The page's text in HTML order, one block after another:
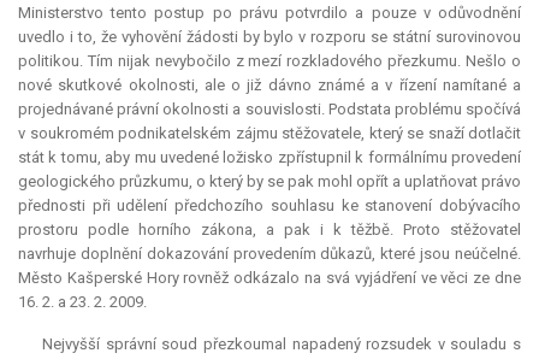
Ministerstvo tento postup po právu potvrdilo a pouze v odůvodnění
uvedlo i to, že vyhovění žádosti by bylo v rozporu se státní surovinovou
politikou. Tím nijak nevybočilo z mezí rozkladového přezkumu. Nešlo o
nové skutkové okolnosti, ale o již dávno známé a v řízení namítané a
projednávané právní okolnosti a souvislosti. Podstata problému spočívá
v soukromém podnikatelském zájmu stěžovatele, který se snaží dotlačit
stát k tomu, aby mu uvedené ložisko zpřístupnil k formálnímu provedení
geologického průzkumu, o který by se pak mohl opřít a uplatňovat právo
přednosti při udělení předchozího souhlasu ke stanovení dobývacího
prostoru podle horního zákona, a pak i k těžbě. Proto stěžovatel
navrhuje doplnění dokazování provedením důkazů, které jsou neúčelné.
Město Kašperské Hory rovněž odkázalo na svá vyjádření ve věci ze dne
16. 2. a 23. 2. 2009.
Nejvyšší správní soud přezkoumal napadený rozsudek v souladu s